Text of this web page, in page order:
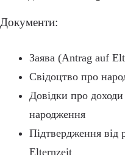
Документи:
Заява (Antrag auf
Свідоцтво про
Довідки про доходи
народження
Підтвердження від
Elternzeit